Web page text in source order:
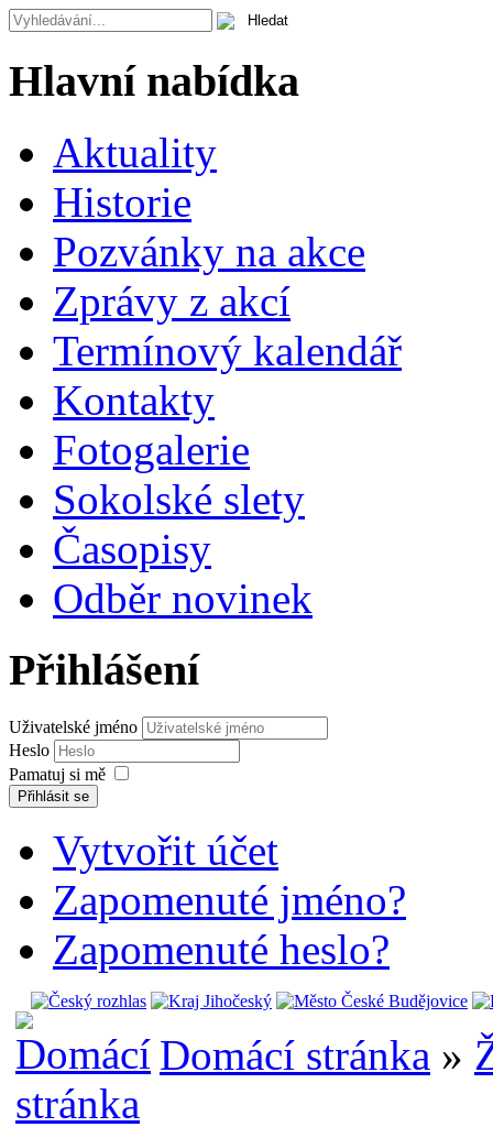
Hlavní nabídka
Aktuality
Historie
Pozvánky na akce
Zprávy z akcí
Termínový kalendář
Kontakty
Fotogalerie
Sokolské slety
Časopisy
Odběr novinek
Přihlášení
Uživatelské jméno
Heslo
Pamatuj si mě
Přihlásit se
Vytvořit účet
Zapomenuté jméno?
Zapomenuté heslo?
Domácí stránka »